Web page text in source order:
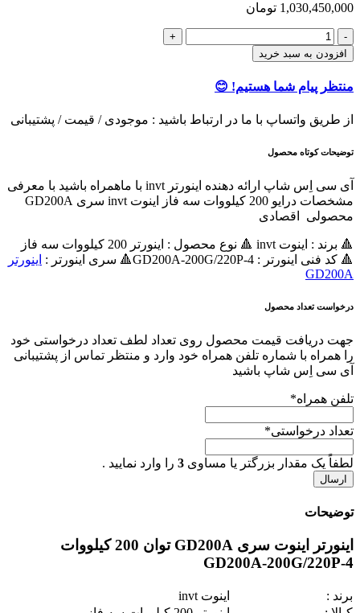
1,030,450,000 تومان
اينورتر
200
کیلووات
سه
فاز
اینوت
invt
GD200A
افزودن به سبد خرید
منتظر پیام شما هستیم! 😊
از طریق واتساپ با ما در ارتباط باشید : موجودی / قیمت / پشتیبانی
توضیحات کوتاه محصول
آی سی اِس شاپ ارائه دهنده اینورتر invt با ماهمراه باشید با معرفی
مشخصات درایو 200 کیلووات سه فاز اینوت invt سری GD200A
محصولی اقصادی
🔺 برند : اینوت invt 🔺 نوع محصول : اينورتر 200 کیلووات سه فاز
🔺 کد فنی اینورتر : GD200A-200G/220P-4🔺 سری اینورتر :
اينورتر
GD200A
درخواست تعداد محصول
جهت دریافت قیمت محصول روی تعداد لطف تعداد درخواستی خود
را همراه با شماره تلفن همراه خود وارد و منتظر تماس از پشتیبانی
آی سی اِس شاپ باشید
تلفن همراه*
تعداد درخواستی*
لطفاً یک مقدار بزرگتر یا مساوی 3 را وارد نمایید .
توضیحات
اینورتر اینوت سری GD200A توان 200 کیلووات
GD200A-200G/220P-4
برند :
اینوت invt